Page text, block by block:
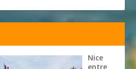
Nice
entre